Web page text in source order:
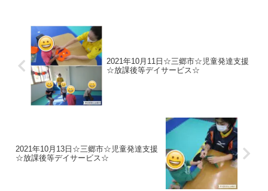
2021年10月11日☆三郷市☆児童発達支援
☆放課後等デイサービス☆
2021年10月13日☆三郷市☆児童発達支援
☆放課後等デイサービス☆